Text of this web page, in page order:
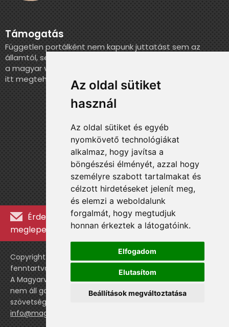
Az oldal sütiket
használ
Az oldal sütiket és egyéb
nyomkövető technológiákat
alkalmaz, hogy javítsa a
böngészési élményét, azzal hogy
személyre szabott tartalmakat és
célzott hirdetéseket jelenít meg,
és elemzi a weboldalunk
forgalmát, hogy megtudjuk
honnan érkeztek a látogatóink.
Elfogadom
Elutasítom
Beállítások megváltoztatása
Támogatás
Független portálként nem kapunk juttatást sem az
államtól, sem más szervezettől. Ha szeretnél segíteni
a magyar válogatott történelmének feldolgozásában,
itt megteheted.
Érdekességekért, kulisszatitkokért és
meglepetésekért iratkozz fel a hírlevélre »
Copyright © WebshopLady 2007-2026 Minden jog
fenntartva, kivéve a külön feltüntetett esetekben.
A Magyarvalogatott.hu egy nemhivatalos történeti oldal,
nem áll gazdasági kapcsolatban a labdarúgó
szövetséggel vagy a válogatott stábjával.
info@magyarvalogatott.hu